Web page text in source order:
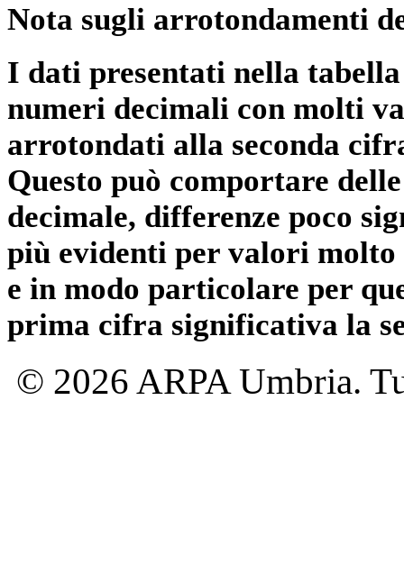
Nota sugli arrotondamenti
I dati presentati nella
numeri decimali con molti
arrotondati alla seconda
Questo può comportare
decimale, differenze poco
più evidenti per valori
e in modo particolare per
prima cifra significativa la
© 2026 ARPA Umbria.